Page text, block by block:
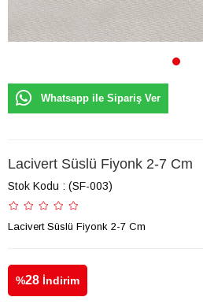
Whatsapp ile Sipariş Ver
Lacivert Süslü Fiyonk 2-7 Cm
Stok Kodu (SF-003)
Lacivert Süslü Fiyonk 2-7 Cm
%28 İndirim